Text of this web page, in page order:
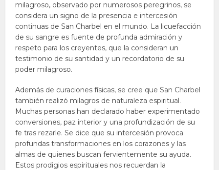
milagroso, observado por numerosos peregrinos, se
considera un signo de la presencia e intercesión
continuas de San Charbel en el mundo. La licuefacción
de su sangre es fuente de profunda admiración y
respeto para los creyentes, que la consideran un
testimonio de su santidad y un recordatorio de su
poder milagroso.
Además de curaciones físicas, se cree que San Charbel
también realizó milagros de naturaleza espiritual.
Muchas personas han declarado haber experimentado
conversiones, paz interior y una profundización de su
fe tras rezarle. Se dice que su intercesión provoca
profundas transformaciones en los corazones y las
almas de quienes buscan fervientemente su ayuda.
Estos prodigios espirituales nos recuerdan la